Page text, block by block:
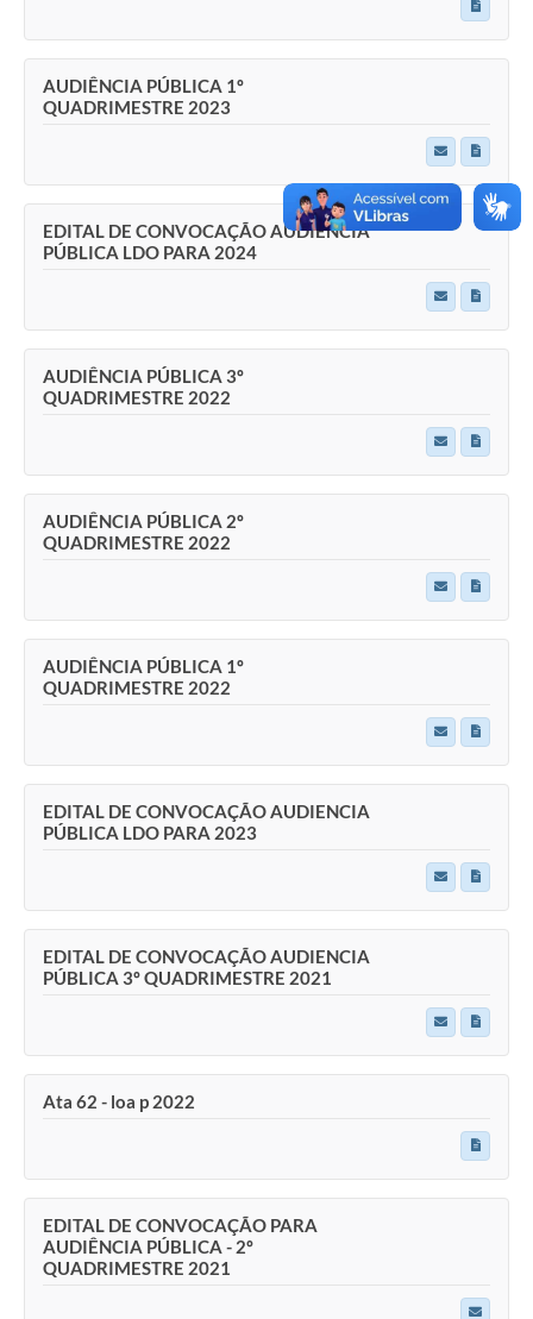
AUDIÊNCIA PÚBLICA 1º
QUADRIMESTRE 2023
EDITAL DE CONVOCAÇÃO AUDIENCIA
PÚBLICA LDO PARA 2024
AUDIÊNCIA PÚBLICA 3º
QUADRIMESTRE 2022
AUDIÊNCIA PÚBLICA 2º
QUADRIMESTRE 2022
AUDIÊNCIA PÚBLICA 1º
QUADRIMESTRE 2022
EDITAL DE CONVOCAÇÃO AUDIENCIA
PÚBLICA LDO PARA 2023
EDITAL DE CONVOCAÇÃO AUDIENCIA
PÚBLICA 3º QUADRIMESTRE 2021
Ata 62 - loa p 2022
EDITAL DE CONVOCAÇÃO PARA
AUDIÊNCIA PÚBLICA - 2º
QUADRIMESTRE 2021